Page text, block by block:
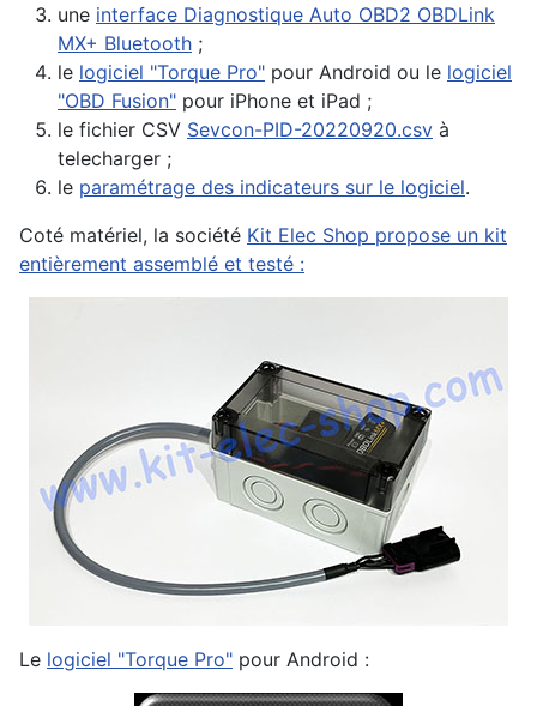
une interface Diagnostique Auto OBD2 OBDLink
MX+ Bluetooth ;
le logiciel "Torque Pro" pour Android ou le logiciel
"OBD Fusion" pour iPhone et iPad ;
le fichier CSV Sevcon-PID-20220920.csv à
telecharger ;
le paramétrage des indicateurs sur le logiciel.
Coté matériel, la société Kit Elec Shop propose un kit
entièrement assemblé et testé :
Le logiciel "Torque Pro" pour Android :